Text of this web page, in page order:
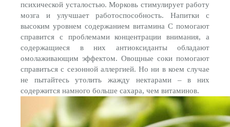
психической усталостью. Морковь стимулирует работу
мозга и улучшает работоспособность. Напитки с
высоким уровнем содержанием витамина С помогают
справится с проблемами концентрации внимания, а
содержащиеся в них антиоксиданты обладают
омолаживающим эффектом. Овощные соки помогают
справиться с сезонной аллергией. Но ни в коем случае
не пытайтесь утолить жажду нектарами – в них
содержится намного больше сахара, чем витаминов.